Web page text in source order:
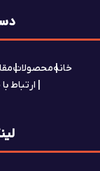
خانهمحصولات
ارتباط